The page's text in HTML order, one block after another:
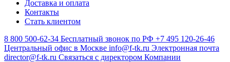
Доставка и оплата
Контакты
Стать клиентом
8 800 500-62-34 Бесплатный звонок по РФ +7 495 120-26-46
Центральный офис в Москве info@f-tk.ru Электронная почта
director@f-tk.ru Связаться с директором Компании